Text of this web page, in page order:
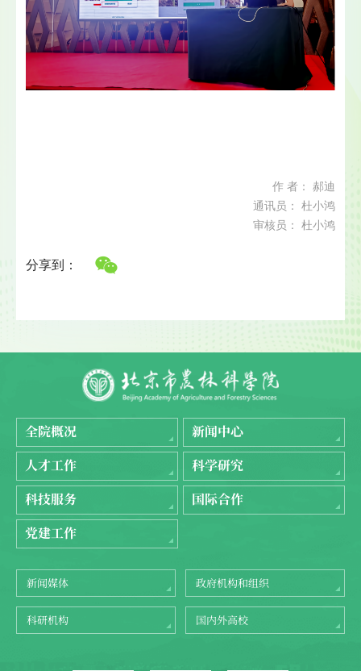
作 者： 郝迪
通讯员： 杜小鸿
审核员： 杜小鸿
分享到：
全院概况
新闻中心
人才工作
科学研究
科技服务
国际合作
党建工作
新闻媒体 政府机构和组织
科研机构 国内外高校